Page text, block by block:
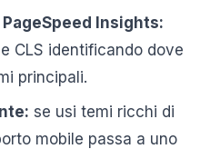
Insights:
CLS identificando dove
principali.
se usi temi ricchi di
mobile passa a uno